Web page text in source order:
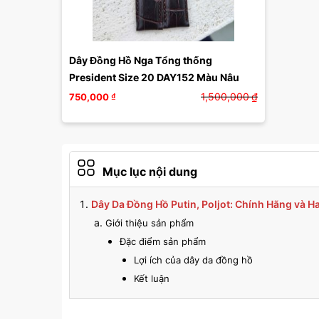
Dây Đồng Hồ Nga Tổng thống
President Size 20 DAY152 Màu Nâu
750,000₫ 1,500,000₫
Mục lục nội dung
Dây Da Đồng Hồ Putin, Poljot: Chính Hãng và
Giới thiệu sản phẩm
Đặc điểm sản phẩm
Lợi ích của dây da đồng hồ
Kết luận